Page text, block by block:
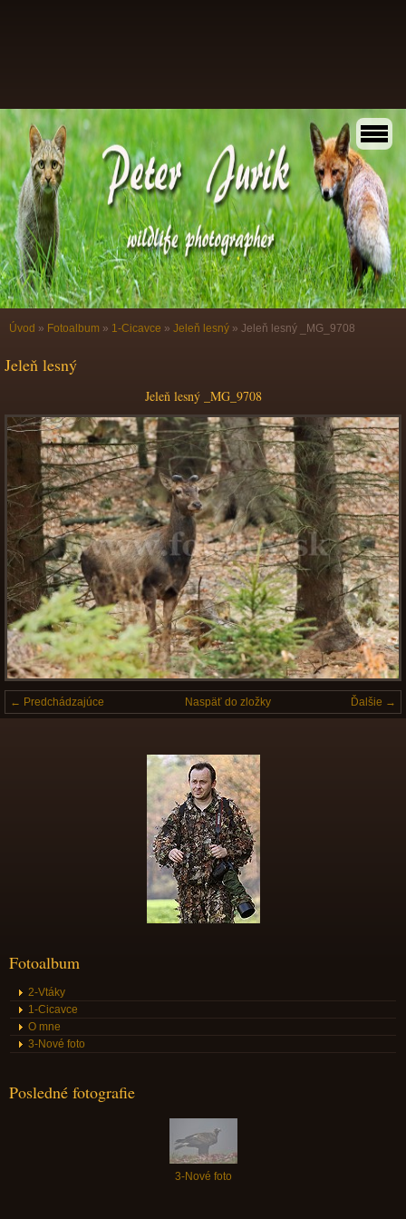
Úvod » Fotoalbum » 1-Cicavce » Jeleň lesný » Jeleň lesný _MG_9708
Jeleň lesný
Jeleň lesný _MG_9708
← Predchádzajúce Ďalšie →
Naspäť do zložky
Fotoalbum
2-Vtáky
1-Cicavce
O mne
3-Nové foto
Posledné fotografie
3-Nové foto